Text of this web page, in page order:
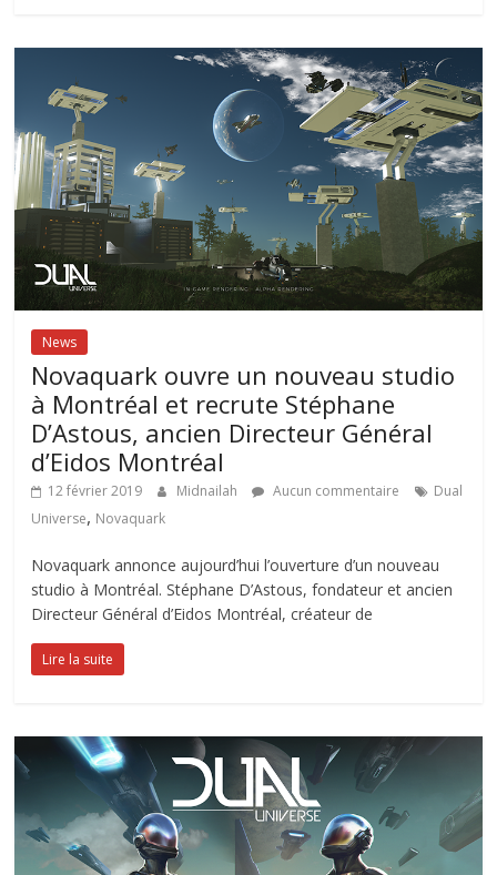
News
Novaquark ouvre un nouveau studio
à Montréal et recrute Stéphane
D’Astous, ancien Directeur Général
d’Eidos Montréal
12 février 2019 Midnailah Aucun commentaire
Dual
Universe, Novaquark
Novaquark annonce aujourd’hui l’ouverture d’un nouveau
studio à Montréal. Stéphane D’Astous, fondateur et ancien
Directeur Général d’Eidos Montréal, créateur de
Lire la suite